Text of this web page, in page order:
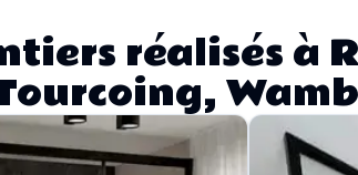
réalisés à